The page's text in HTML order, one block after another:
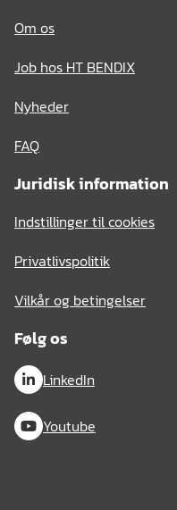
Om os
Job hos HT BENDIX
Nyheder
FAQ
Juridisk information
Indstillinger til cookies
Privatlivspolitik
Vilkår og betingelser
Følg os
LinkedIn
Youtube